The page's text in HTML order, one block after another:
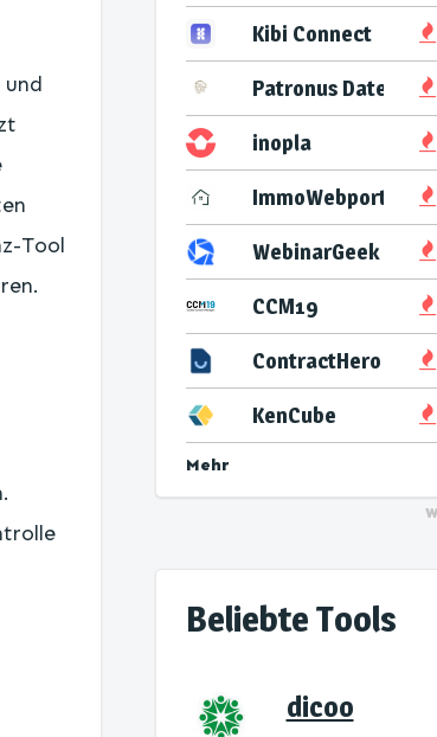
Tool
Kibi Connect
Patronus
inopla
ImmoWebport
WebinarGeek
CCM19
ContractHero
KenCube
Mehr
Beliebte Tools
dicoo